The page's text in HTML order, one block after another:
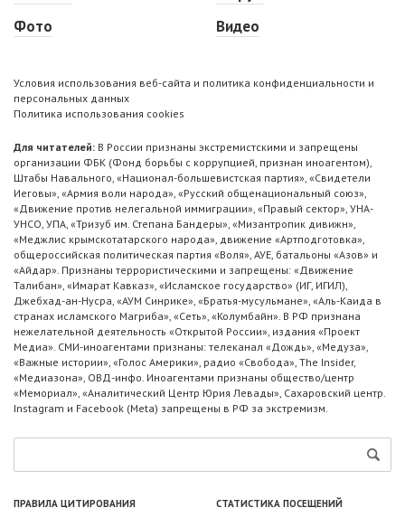
Фото
Видео
Условия использования веб-сайта и политика конфиденциальности и
персональных данных
Политика использования cookies
Для читателей: В России признаны экстремистскими и запрещены
организации ФБК (Фонд борьбы с коррупцией, признан иноагентом),
Штабы Навального, «Национал-большевистская партия», «Свидетели
Иеговы», «Армия воли народа», «Русский общенациональный союз»,
«Движение против нелегальной иммиграции», «Правый сектор», УНА-
УНСО, УПА, «Тризуб им. Степана Бандеры», «Мизантропик дивижн»,
«Меджлис крымскотатарского народа», движение «Артподготовка»,
общероссийская политическая партия «Воля», АУЕ, батальоны «Азов» и
«Айдар». Признаны террористическими и запрещены: «Движение
Талибан», «Имарат Кавказ», «Исламское государство» (ИГ, ИГИЛ),
Джебхад-ан-Нусра, «АУМ Синрике», «Братья-мусульмане», «Аль-Каида в
странах исламского Магриба», «Сеть», «Колумбайн». В РФ признана
нежелательной деятельность «Открытой России», издания «Проект
Медиа». СМИ-иноагентами признаны: телеканал «Дождь», «Медуза»,
«Важные истории», «Голос Америки», радио «Свобода», The Insider,
«Медиазона», ОВД-инфо. Иноагентами признаны общество/центр
«Мемориал», «Аналитический Центр Юрия Левады», Сахаровский центр.
Instagram и Facebook (Metа) запрещены в РФ за экстремизм.
ПРАВИЛА ЦИТИРОВАНИЯ СТАТИСТИКА ПОСЕЩЕНИЙ